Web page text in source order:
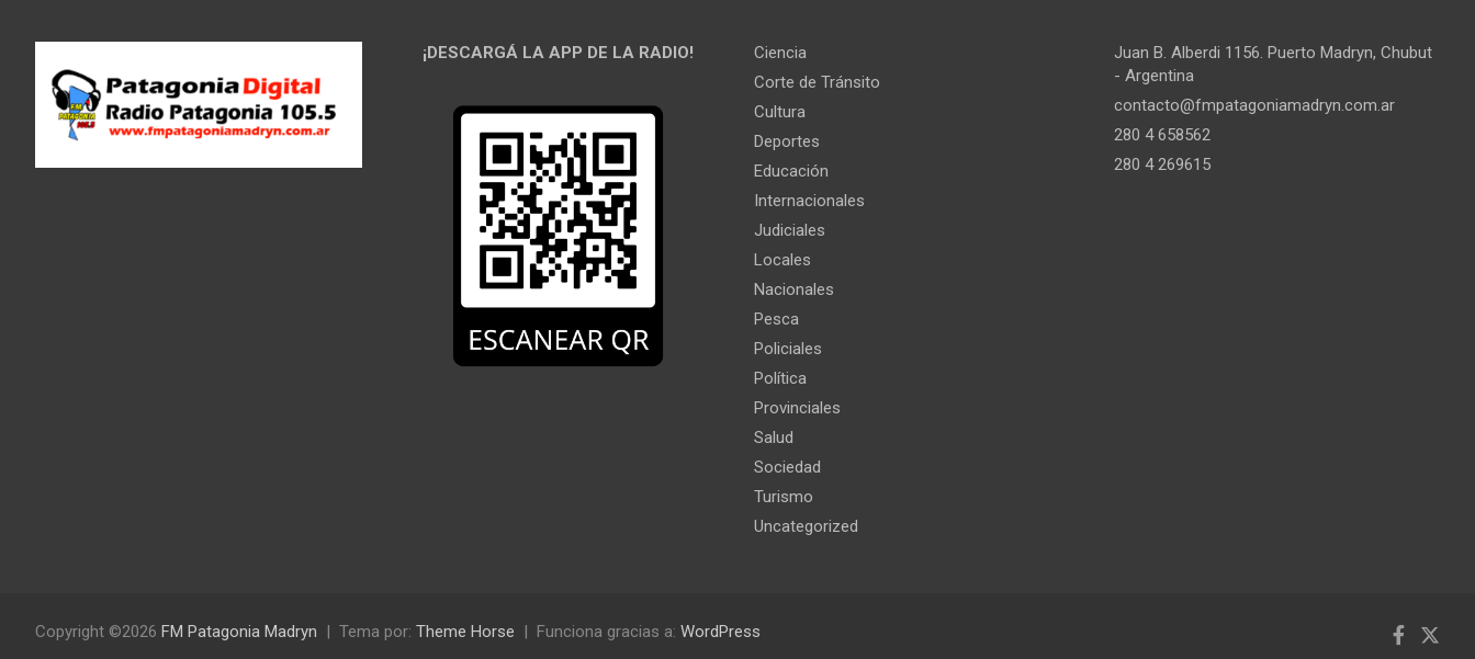
¡DESCARGÁ LA APP DE LA RADIO!
Ciencia
Corte de Tránsito
Cultura
Deportes
Educación
Internacionales
Judiciales
Locales
Nacionales
Pesca
Policiales
Política
Provinciales
Salud
Sociedad
Turismo
Uncategorized
Juan B. Alberdi 1156. Puerto Madryn, Chubut
- Argentina
contacto@fmpatagoniamadryn.com.ar
280 4 658562
280 4 269615
Copyright ©2026 FM Patagonia Madryn Tema por: Theme Horse Funciona gracias a: WordPress